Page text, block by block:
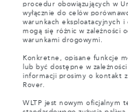
procedur obowiązujących w
wyłącznie do celów
warunkach eksploatacyjnych i
mogą się różnic w zależności
warunkami drogowymi.
Konkretne, opisane funkcje
lub być dostępne w
informacji prosimy o kontakt
Rover.
WLTP jest nowym oficjalnym